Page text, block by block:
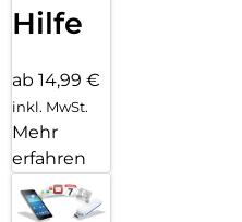
Hilfe
ab 14,99 €
inkl. MwSt.
Mehr
erfahren